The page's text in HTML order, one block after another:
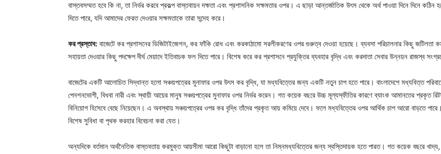
বাস্তবসম্মত হবে কি না, তা নির্ভর করবে প্রকল্প বাস্তবায়ন দক্ষতা এবং প্রশাসনিক সক্ষমতার ওপর। এ ছাড়া আন্তর্জাতিক উৎস থেকে অর্থ পাওয়া দিনে দিনে
দিতে পারে, যদি আমাদের ফেরত দেওয়ার সক্ষমতাকে তারা সন্দেহ করে।
কর প্রস্তাব: বাজেটে কর প্রশাসনের ডিজিটাইজেশন, কর ফাঁকি রোধ এবং করকাঠামো সরলীকরণের ওপর গুরুত্ব দেওয়া হয়েছে। ব্যবসা পরিচালনার কিছু জটিলতা
সহায়তা দেওয়ার কিছু পদক্ষেপ দীর্ঘ মেয়াদে ইতিবাচক ফল দিতে পারে। বিশেষ করে কর প্রশাসনে প্রযুক্তির ব্যবহার বৃদ্ধি এবং করদাতা সেবার উন্নয়ন রাজস্ব
বাজেটের একটি আলোচিত সিদ্ধান্ত হলো সঞ্চয়পত্রের মুনাফার ওপর উৎস কর বৃদ্ধি, যা মধ্যবিত্তের জন্য একটি নতুন চাপ হতে পারে। বাংলাদেশে মধ্যবিত্ত
পেনশনভোগী, বিধবা নারী এবং স্থায়ী আয়ের মানুষ সঞ্চয়পত্রের মুনাফার ওপর নির্ভর করেন। গত কয়েক বছরে উচ্চ মূল্যস্ফীতির কারণে ব্যাংক আমানতের প্রকৃত
বিনিয়োগ হিসেবে বেছে নিয়েছেন। এ অবস্থায় সঞ্চয়পত্রের ওপর কর বৃদ্ধি তাঁদের প্রকৃত আয় কমিয়ে দেবে। ফলে মধ্যবিত্তের ওপর আর্থিক চাপ আরো বাড়তে
বিশেষ সুবিধা বা পৃথক করহার বিবেচনা করা যেত।
অন্যদিকে বর্তমান অর্থনৈতিক বাস্তবতায় করমুক্ত আয়সীমা আরো কিছুটা বাড়ানো হলে তা নিম্নমধ্যবিত্তের জন্য স্বস্তিদায়ক হতে পারত। গত কয়েক বছরে খাদ্য,